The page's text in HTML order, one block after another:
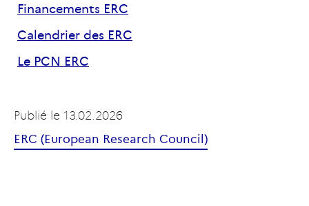
Financements ERC
Calendrier des ERC
Le PCN ERC
Publié le 13.02.2026
ERC (European Research Council)